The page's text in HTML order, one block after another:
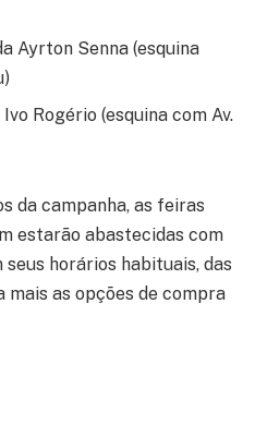
Ayrton Senna (esquina
Rogério (esquina com Av.
da campanha, as feiras
estarão abastecidas com
horários habituais, das
mais as opções de compra